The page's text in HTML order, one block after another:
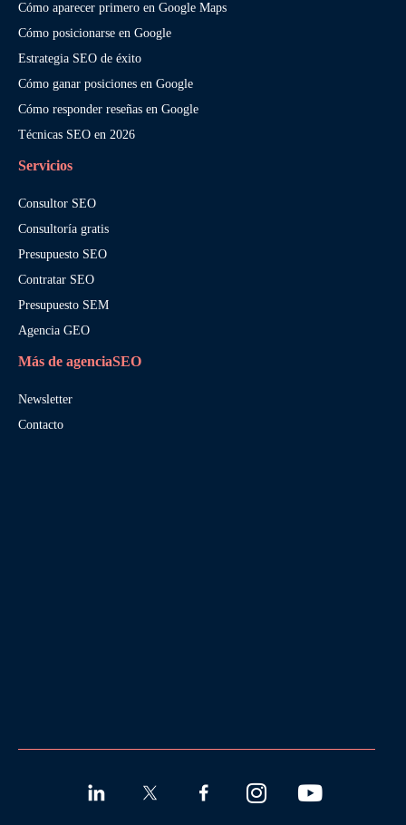
Cómo aparecer primero en Google Maps
Cómo posicionarse en Google
Estrategia SEO de éxito
Cómo ganar posiciones en Google
Cómo responder reseñas en Google
Técnicas SEO en 2026
Servicios
Consultor SEO
Consultoría gratis
Presupuesto SEO
Contratar SEO
Presupuesto SEM
Agencia GEO
Más de agenciaSEO
Newsletter
Contacto